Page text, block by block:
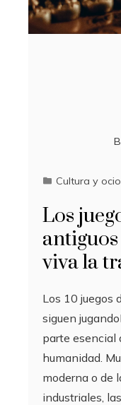
Cultura y ocio
Los
viva la
Los 10 juegos
siguen
parte esencial
humanidad.
moderna o de
industriales,